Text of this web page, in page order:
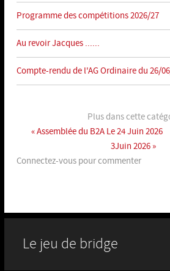
Programme des compétitions 2026/27
Au revoir Jacques ......
Compte-rendu de l'AG Ordinaire du 26/
Plus dans cette
« Assemblée du B2A Le 24 Juin 2026
3Juin 2026 »
Connectez-vous pour commenter
Le jeu de bridge